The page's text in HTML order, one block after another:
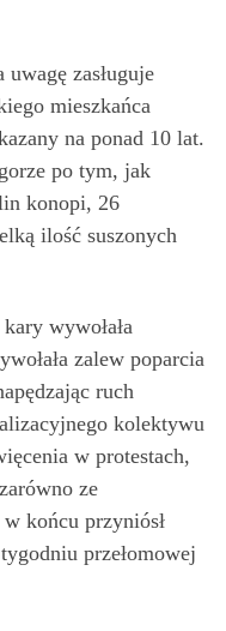
zasługuje
mieszkańca
na ponad 10 lat.
po tym, jak
konopi, 26
ilość suszonych
wywołała
zalew poparcia
ruch
kolektywu
w protestach,
ze
końcu przyniósł
przełomowej